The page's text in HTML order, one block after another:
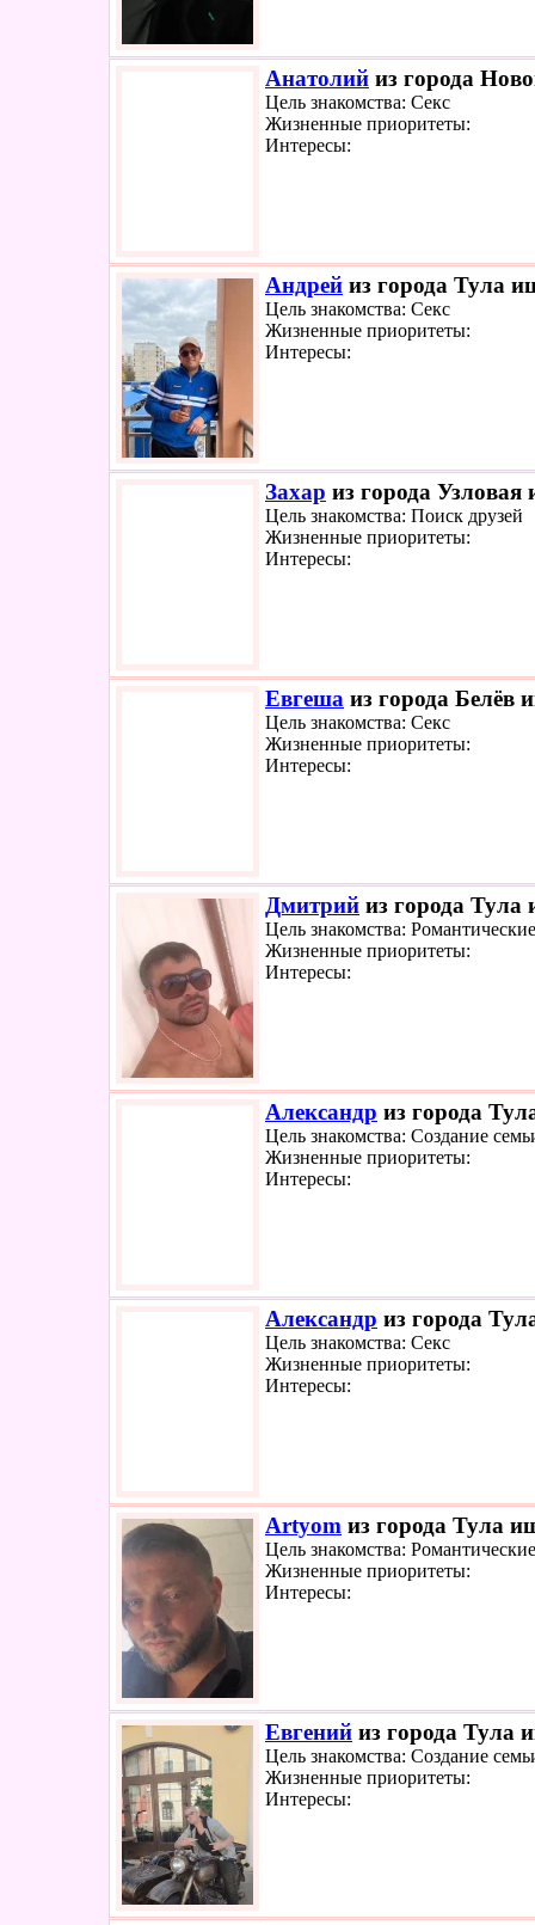
Анатолий из города
Цель знакомства: Секс
Жизненные приоритеты:
Интересы:
Андрей из города Тула
Цель знакомства: Секс
Жизненные приоритеты:
Интересы:
Захар из города Узловая
Цель знакомства: Поиск друзей
Жизненные приоритеты:
Интересы:
Евгеша из города Белёв
Цель знакомства: Секс
Жизненные приоритеты:
Интересы:
Дмитрий из города Тула
Цель знакомства:
Жизненные приоритеты:
Интересы:
Александр из города
Цель знакомства: Создание
Жизненные приоритеты:
Интересы:
Александр из города
Цель знакомства: Секс
Жизненные приоритеты:
Интересы:
Artyom из города Тула
Цель знакомства:
Жизненные приоритеты:
Интересы:
Евгений из города Тула
Цель знакомства: Создание
Жизненные приоритеты:
Интересы: